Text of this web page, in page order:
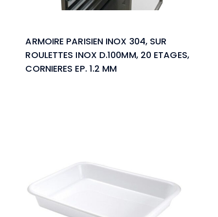
ARMOIRE PARISIEN INOX 304, SUR
ROULETTES INOX D.100MM, 20 ETAGES,
CORNIERES EP. 1.2 MM